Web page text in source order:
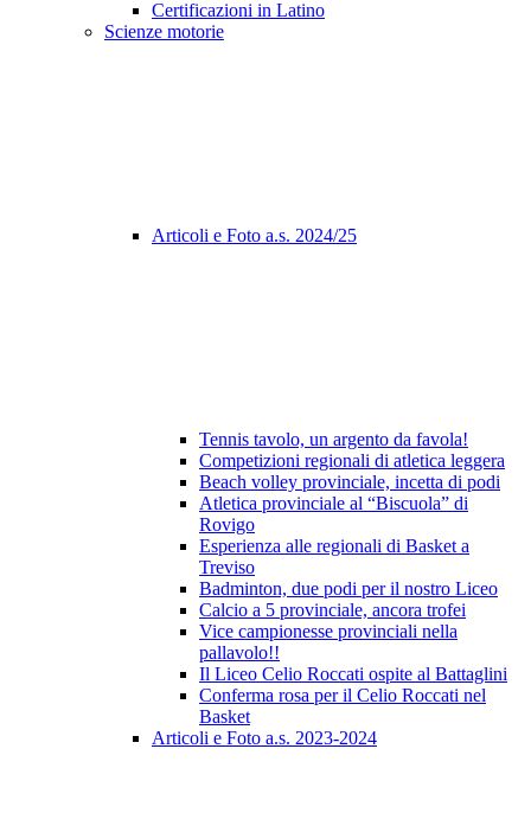
Certificazioni in Latino
Scienze motorie
Articoli e Foto a.s. 2024/25
Tennis tavolo, un argento da favola!
Competizioni regionali di atletica leggera
Beach volley provinciale, incetta di podi
Atletica provinciale al “Biscuola” di
Rovigo
Esperienza alle regionali di Basket a
Treviso
Badminton, due podi per il nostro Liceo
Calcio a 5 provinciale, ancora trofei
Vice campionesse provinciali nella
pallavolo!!
Il Liceo Celio Roccati ospite al Battaglini
Conferma rosa per il Celio Roccati nel
Basket
Articoli e Foto a.s. 2023-2024